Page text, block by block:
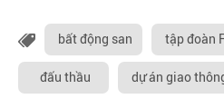
bất động san tập đoàn
đấu thầu dự án giao